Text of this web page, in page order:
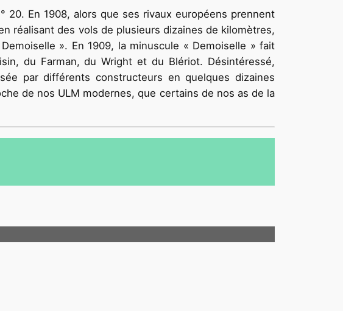
20. En 1908, alors que ses rivaux européens prennent
réalisant des vols de plusieurs dizaines de kilomètres,
». En 1909, la minuscule « Demoiselle » fait
du Farman, du Wright et du Blériot. Désintéressé,
par différents constructeurs en quelques dizaines
de nos ULM modernes, que certains de nos as de la